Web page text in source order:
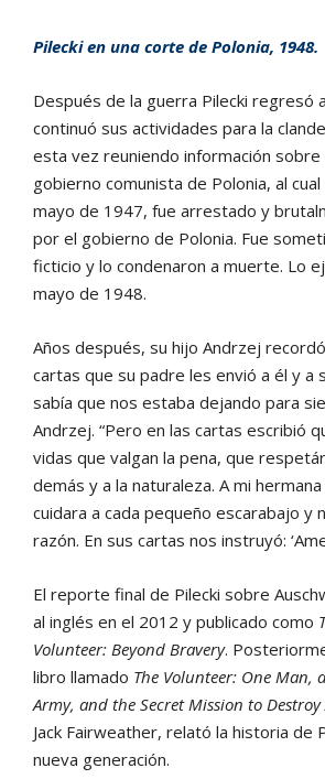
Pilecki en una corte de Polonia, 1948.
Después de la guerra Pilecki regresó
continuó sus actividades para la
esta vez reuniendo información sobre
gobierno comunista de Polonia, al
mayo de 1947, fue arrestado y
por el gobierno de Polonia. Fue
ficticio y lo condenaron a muerte. Lo
mayo de 1948.
Años después, su hijo Andrzej
cartas que su padre les envió a él y a
sabía que nos estaba dejando para
Andrzej. “Pero en las cartas escribió
vidas que valgan la pena, que
demás y a la naturaleza. A mi
cuidara a cada pequeño escarabajo y
razón. En sus cartas nos instruyó:
El reporte final de Pilecki sobre
al inglés en el 2012 y publicado como
Volunteer: Beyond Bravery.
libro llamado The Volunteer: One Man,
Army, and the Secret Mission to Destroy
Jack Fairweather, relató la historia de
nueva generación.